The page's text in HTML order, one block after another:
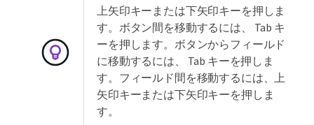
上矢印キーまたは下矢印キーを押しま
す。ボタン間を移動するには、 Tab キ
ーを押します。ボタンからフィールド
に移動するには、 Tab キーを押しま
す。フィールド間を移動するには、上
矢印キーまたは下矢印キーを押しま
す。